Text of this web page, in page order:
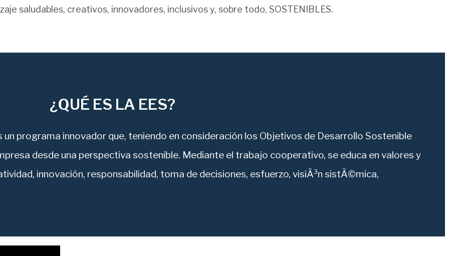
saludables, creativos, innovadores, inclusivos y, sobre todo, SOSTENIBLES.
¿QUÉ ES LA EES?
programa innovador que, teniendo en consideración los Objetivos de Desarrollo Sostenible
desde una perspectiva sostenible. Mediante el trabajo cooperativo, se educa en valores y
innovación, responsabilidad, toma de decisiones, esfuerzo, visiÃ³n sistÃ©mica,